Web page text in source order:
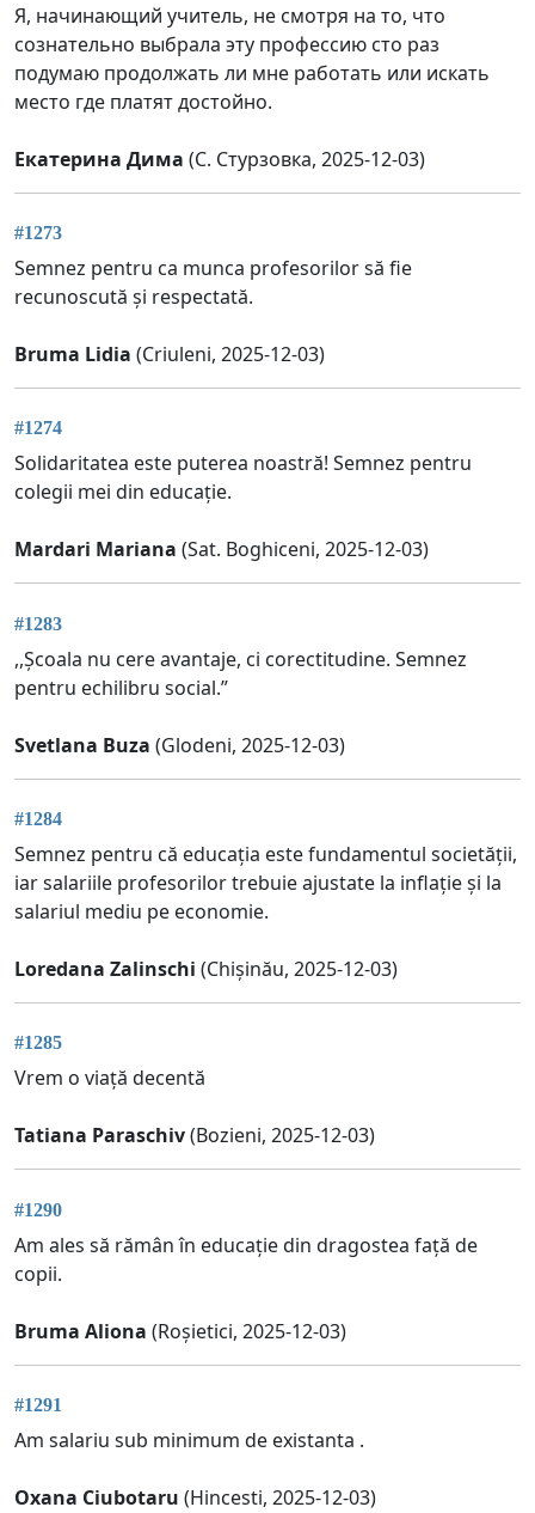
Я, начинающий учитель, не смотря на то, что
сознательно выбрала эту профессию сто раз
подумаю продолжать ли мне работать или искать
место где платят достойно.
Екатерина Дима (С. Стурзовка, 2025-12-03)
#1273
Semnez pentru ca munca profesorilor să fie
recunoscută și respectată.
Bruma Lidia (Criuleni, 2025-12-03)
#1274
Solidaritatea este puterea noastră! Semnez pentru
colegii mei din educație.
Mardari Mariana (Sat. Boghiceni, 2025-12-03)
#1283
,,Școala nu cere avantaje, ci corectitudine. Semnez
pentru echilibru social.”
Svetlana Buza (Glodeni, 2025-12-03)
#1284
Semnez pentru că educația este fundamentul societății,
iar salariile profesorilor trebuie ajustate la inflație și la
salariul mediu pe economie.
Loredana Zalinschi (Chișinău, 2025-12-03)
#1285
Vrem o viață decentă
Tatiana Paraschiv(Bozieni, 2025-12-03)
#1290
Am ales să rămân în educație din dragostea față de
copii.
Bruma Aliona (Roșietici, 2025-12-03)
#1291
Am salariu sub minimum de existanta .
Oxana Ciubotaru (Hincesti, 2025-12-03)